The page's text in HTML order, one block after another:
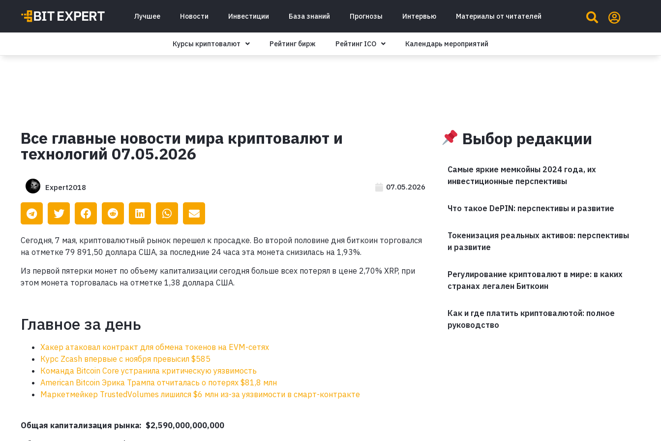
Лучшее Новости Инвестиции База знаний Прогнозы Интервью Материалы от читателей
Курсы криптовалют Рейтинг бирж Рейтинг ICO Календарь мероприятий
Все главные новости мира криптовалют и
технологий 07.05.2026
Expert2018 07.05.2026
Сегодня, 7 мая, криптовалютный рынок перешел к просадке. Во второй половине дня биткоин торговался
на отметке 79 891,50 доллара США, за последние 24 часа эта монета снизилась на 1,93%.
Из первой пятерки монет по объему капитализации сегодня больше всех потерял в цене 2,70% XRP, при
этом монета торговалась на отметке 1,38 доллара США.
Главное за день
Хакер атаковал контракт для обмена токенов на EVM-сетях
Курс Zcash впервые с ноября превысил $585
Команда Bitcoin Core устранила критическую уязвимость
American Bitcoin Эрика Трампа отчиталась о потерях $81,8 млн
Маркетмейкер TrustedVolumes лишился $6 млн из-за уязвимости в смарт-контракте
Общая капитализация рынка: $2,590,000,000,000
Выбор редакции
Самые яркие мемкойны 2024 года, их
инвестиционные перспективы
Что такое DePIN: перспективы и развитие
Токенизация реальных активов: перспективы
и развитие
Регулирование криптовалют в мире: в каких
странах легален Биткоин
Как и где платить криптовалютой: полное
руководство